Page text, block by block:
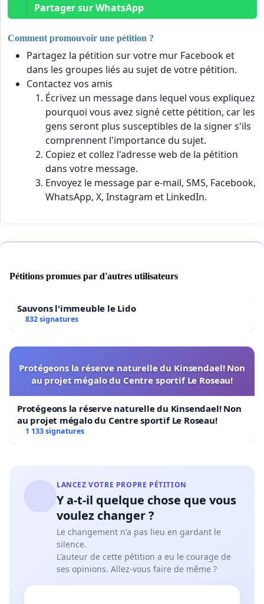
Partager sur WhatsApp
Comment promouvoir une pétition ?
Partagez la pétition sur votre mur Facebook et
dans les groupes liés au sujet de votre pétition.
Contactez vos amis
Écrivez un message dans lequel vous expliquez
pourquoi vous avez signé cette pétition, car les
gens seront plus susceptibles de la signer s'ils
comprennent l'importance du sujet.
Copiez et collez l'adresse web de la pétition
dans votre message.
Envoyez le message par e-mail, SMS, Facebook,
WhatsApp, X, Instagram et LinkedIn.
Pétitions promues par d'autres utilisateurs
Sauvons l'immeuble le Lido
832 signatures
Protégeons la réserve naturelle du Kinsendael! Non
au projet mégalo du Centre sportif Le Roseau!
Protégeons la réserve naturelle du Kinsendael! Non
au projet mégalo du Centre sportif Le Roseau!
1 133 signatures
LANCEZ VOTRE PROPRE PÉTITION
Y a-t-il quelque chose que vous
voulez changer ?
Le changement n'a pas lieu en gardant le
silence.
L'auteur de cette pétition a eu le courage de
ses opinions. Allez-vous faire de même ?